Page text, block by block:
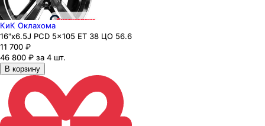
КиК Оклахома
16"x6.5J PCD 5x105 ЕТ 38 ЦО 56.6
11 700 ₽
46 800 ₽ за 4 шт.
В корзину